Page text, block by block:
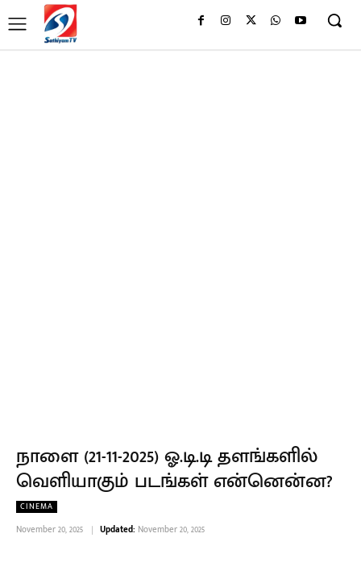
நாளை (21-11-2025) ஓ.டி.டி தளங்களில்
வெளியாகும் படங்கள் என்னென்ன?
CINEMA
November 20, 2025 Updated: November 20, 2025